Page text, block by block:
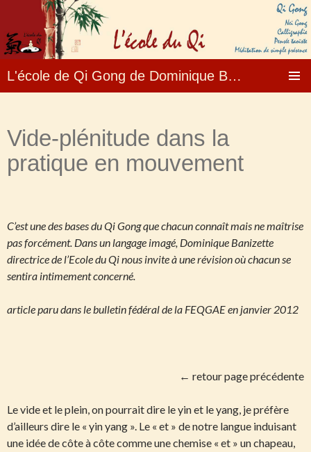
L'école de Qi Gong de Dominique Banizette – Formation, enseignement, stages ….
Vide-plénitude dans la
pratique en mouvement
C’est une des bases du Qi Gong que chacun connaît mais ne maîtrise
pas forcément. Dans un langage imagé, Dominique Banizette
directrice de l’Ecole du Qi nous invite à une révision où chacun se
sentira intimement concerné.
article paru dans le bulletin fédéral de la FEQGAE en janvier 2012
← retour page précédente
Le vide et le plein, on pourrait dire le yin et le yang, je préfère
d’ailleurs dire le « yin yang ». Le « et » de notre langue induisant
une idée de côte à côte comme une chemise « et » un chapeau,